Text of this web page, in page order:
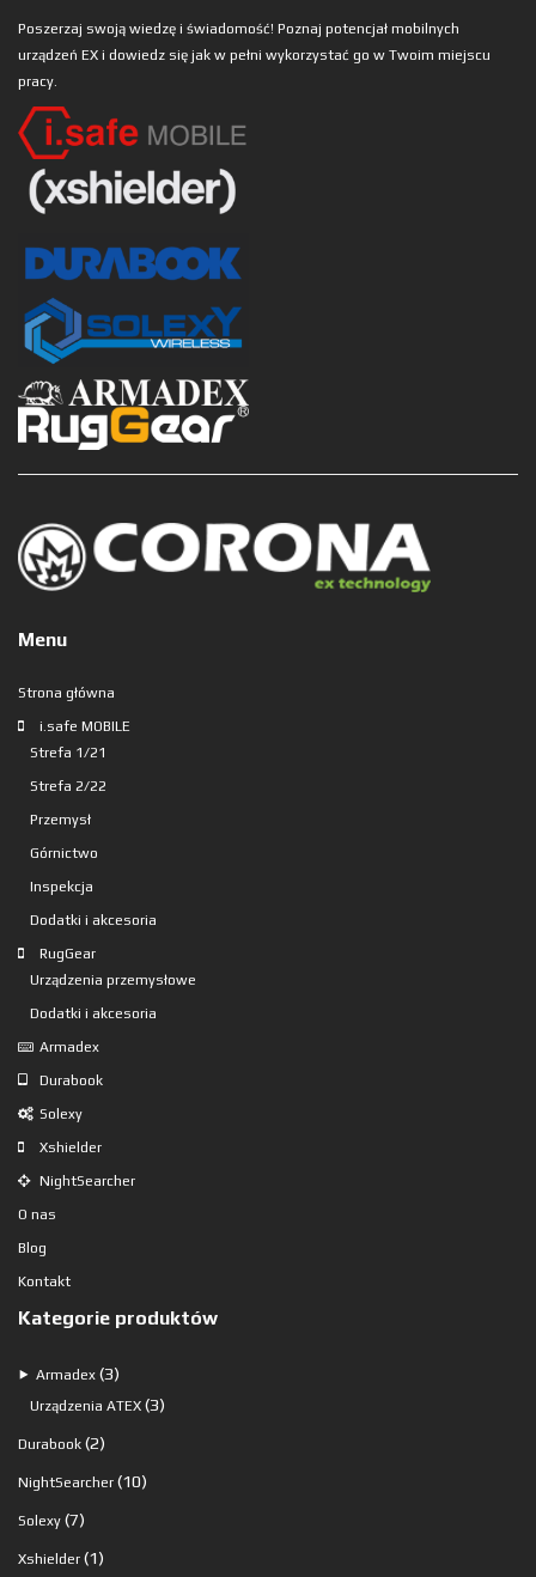
Poszerzaj swoją wiedzę i świadomość! Poznaj potencjał mobilnych
urządzeń EX i dowiedz się jak w pełni wykorzystać go w Twoim miejscu
pracy.
Menu
Strona główna
i.safe MOBILE
Strefa 1/21
Strefa 2/22
Przemysł
Górnictwo
Inspekcja
Dodatki i akcesoria
RugGear
Urządzenia przemysłowe
Dodatki i akcesoria
Armadex
Durabook
Solexy
Xshielder
NightSearcher
O nas
Blog
Kontakt
Kategorie produktów
⯈ Armadex 33
produkty
Urządzenia ATEX 33
Durabook 22
produkty
NightSearcher 1010
Solexy 77
produktów
Xshielder 11